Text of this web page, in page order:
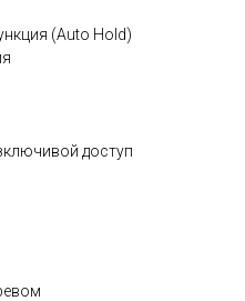
(Auto Hold)
доступ